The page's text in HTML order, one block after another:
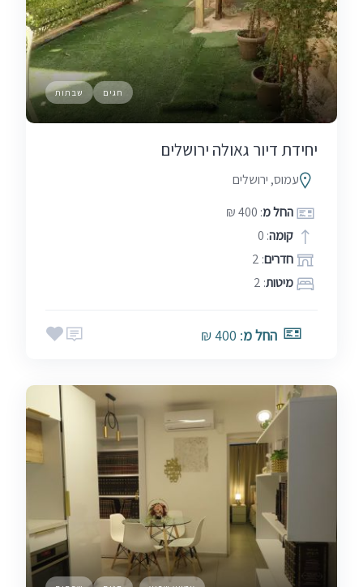
חגים שבתות
יחידת דיור גאולה ירושלים
עמוס, ירושלים
החל מ: 400 ₪
קומה: 0
חדרים: 2
מיטות: 2
החל מ: 400 ₪